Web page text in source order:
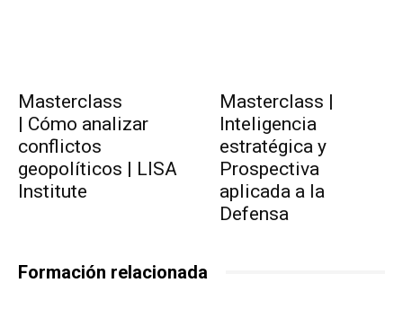
Masterclass
| Cómo analizar
conflictos
geopolíticos | LISA
Institute
Masterclass |
Inteligencia
estratégica y
Prospectiva
aplicada a la
Defensa
Formación relacionada